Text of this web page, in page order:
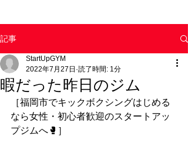
記事
暇だった昨日のジム
StartUpGYM
2022年7月27日 読了時間: 1分
［福岡市でキックボクシングはじめる
なら女性・初心者歓迎のスタートアッ
プジムへ🥊］